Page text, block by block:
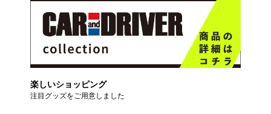
楽しいショッピング
注目グッズをご用意しました